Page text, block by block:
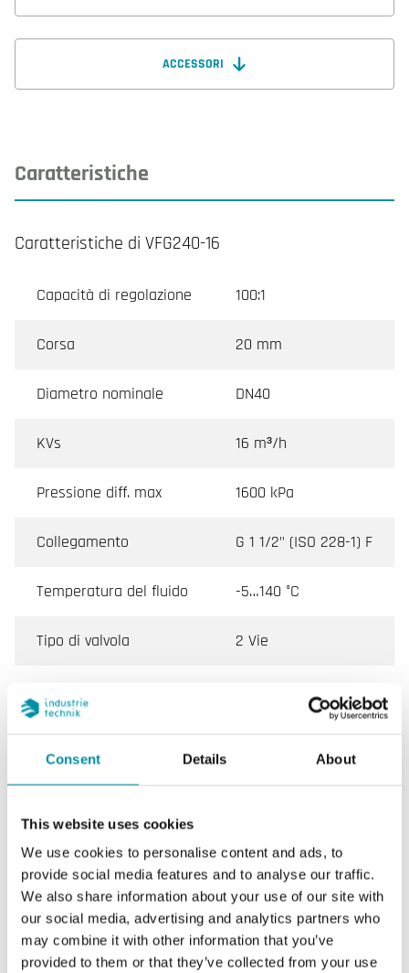
Consent Details About
This website uses cookies
We use cookies to personalise content and ads, to
provide social media features and to analyse our traffic.
We also share information about your use of our site with
our social media, advertising and analytics partners who
may combine it with other information that you’ve
provided to them or that they’ve collected from your use
ACCESSORI
Caratteristiche
Caratteristiche di VFG240-16
Capacità di regolazione 100:1
Corsa 20 mm
Diametro nominale DN40
KVs 16 m³/h
Pressione diff. max 1600 kPa
Collegamento G 1 1/2" (ISO 228-1) F
Temperatura del fluido -5…140 °C
Tipo di valvola 2 Vie
Caratteristiche di VFG2, Valvole di Regolazione a 2
Applicazione
Riscaldamento,
Raffreddamento,
Ventilazione
Pressione
nominale
PN16